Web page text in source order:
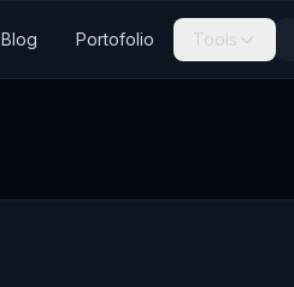
Blog Portofolio Tools